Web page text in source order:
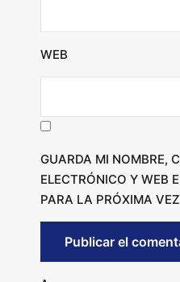
WEB
GUARDA MI NOMBRE,
ELECTRÓNICO Y WEB
PARA LA PRÓXIMA